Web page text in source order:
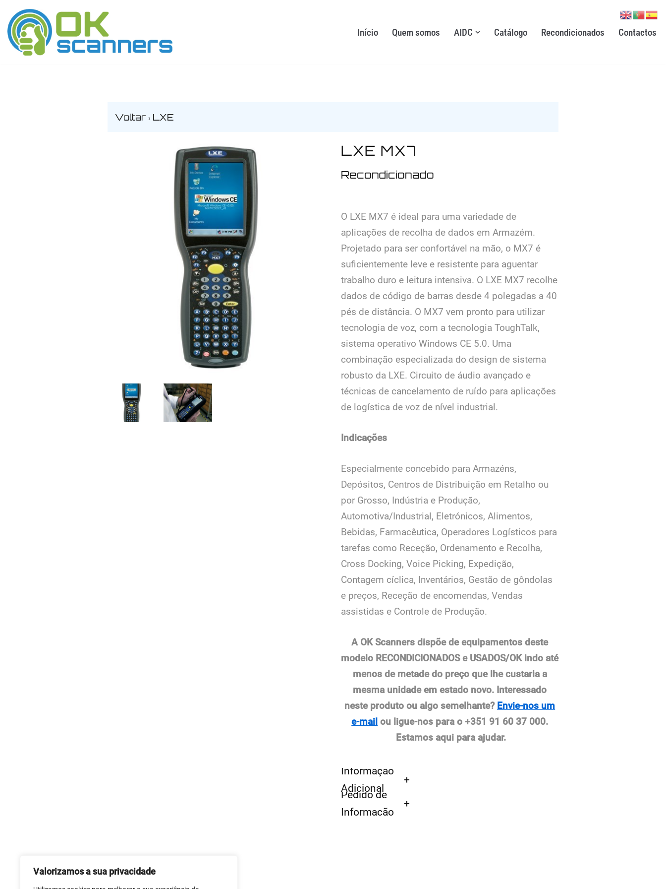
Valorizamos a sua privacidade
Avançar
para
Início Quem somos AIDC Catálogo Recondicionados Contactos
Voltar LXE
LXE MX7
Recondicionado
O LXE MX7 é ideal para uma variedade de
aplicações de recolha de dados em Armazém.
Projetado para ser confortável na mão, o MX7 é
suficientemente leve e resistente para aguentar
trabalho duro e leitura intensiva. O LXE MX7 recolhe
dados de código de barras desde 4 polegadas a 40
pés de distância. O MX7 vem pronto para utilizar
tecnologia de voz, com a tecnologia ToughTalk,
sistema operativo Windows CE 5.0. Uma
combinação especializada do design de sistema
robusto da LXE. Circuito de áudio avançado e
técnicas de cancelamento de ruído para aplicações
de logística de voz de nível industrial.
Indicações
Especialmente concebido para Armazéns,
Depósitos, Centros de Distribuição em Retalho ou
por Grosso, Indústria e Produção,
Automotiva/Industrial, Eletrónicos, Alimentos,
Bebidas, Farmacêutica, Operadores Logísticos para
tarefas como Receção, Ordenamento e Recolha,
Cross Docking, Voice Picking, Expedição,
Contagem cíclica, Inventários, Gestão de gôndolas
e preços, Receção de encomendas, Vendas
assistidas e Controle de Produção.
A OK Scanners dispõe de equipamentos deste
modelo RECONDICIONADOS e USADOS/OK indo até
menos de metade do preço que lhe custaria a
mesma unidade em estado novo. Interessado
neste produto ou algo semelhante? Envie-nos um
e-mail ou ligue-nos para o +351 91 60 37 000.
Estamos aqui para ajudar.
Informação
Adicional
Pedido de
Informação